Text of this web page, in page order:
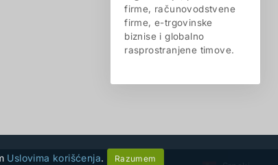
firme, računovodstvene
firme, e-trgovinske
biznise i globalno
rasprostranjene timove.
Uslovima korišćenja. Razumem